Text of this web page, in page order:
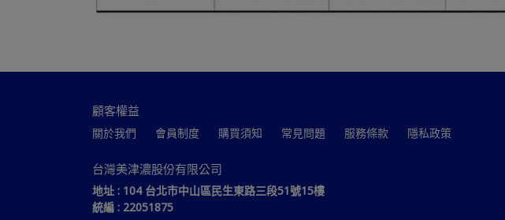
顧客權益
關於我們 會員制度 購買須知 常見問題 服務條款 隱私政策
台灣美津濃股份有限公司
地址 : 104 台北市中山區民生東路三段51號15樓
統編 : 22051875